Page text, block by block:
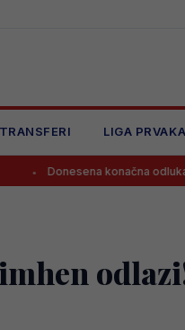
TRANSFERI LIGA PRVAKA
konačna odluka o